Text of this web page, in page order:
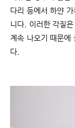
다리 등에서 하얀
니다. 이러한 각질
계속 나오기 때문에
다.